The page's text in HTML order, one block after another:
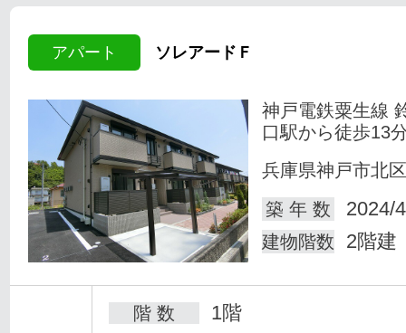
アパート ソレアードＦ
神戸電鉄粟生線
口駅から徒歩13
兵庫県神戸市北
築 年 数
2024/
建物階数 2階建
階 数 1階